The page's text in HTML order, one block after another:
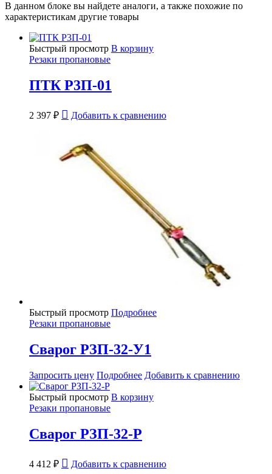
В данном блоке вы найдете аналоги, а также похожие по
характеристикам другие товары
Быстрый просмотр В корзину
Резаки пропановые
ПТК Р3П-01
2 397 ₽ Добавить к сравнению
Быстрый просмотр Подробнее
Резаки пропановые
Сварог РЗП-32-У1
Запросить цену Подробнее Добавить к сравнению
Быстрый просмотр В корзину
Резаки пропановые
Сварог РЗП-32-Р
4 412 ₽ Добавить к сравнению